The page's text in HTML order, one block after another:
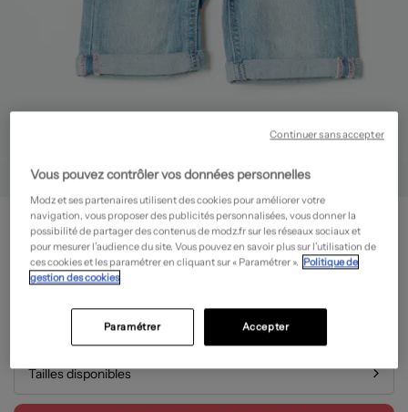
3 POMMES
Bermuda - Stretch- Outlet
9,00€
Guide des tailles
Tailles disponibles
Vous pouvez contrôler vos données personnelles
Modz et ses partenaires utilisent des cookies pour améliorer votre
navigation, vous proposer des publicités personnalisées, vous donner la
possibilité de partager des contenus de modz.fr sur les réseaux sociaux et
pour mesurer l’audience du site. Vous pouvez en savoir plus sur l’utilisation de
ces cookies et les paramétrer en cliquant sur « Paramétrer ». Politique de
gestion des cookies
Accepter
Paramétrer
Continuer sans accepter